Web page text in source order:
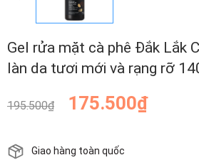
Gel rửa mặt cà phê Đắk Lắk
làn da tươi mới và rạng rỡ
195.500₫ 175.500₫
Giao hàng toàn quốc